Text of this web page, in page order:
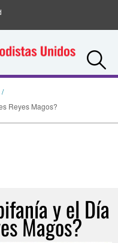
Reyes Magos?
y el Día
Magos?